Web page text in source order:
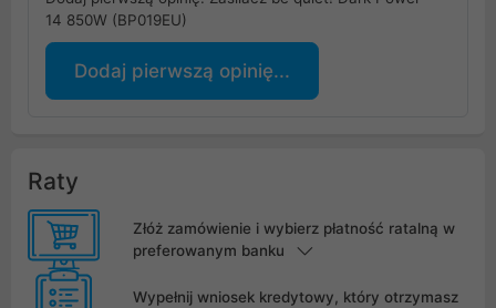
14 850W (BP019EU)
Dodaj pierwszą opinię...
Raty
Złóż zamówienie i wybierz płatność ratalną w
preferowanym banku
Wypełnij wniosek kredytowy, który otrzymasz